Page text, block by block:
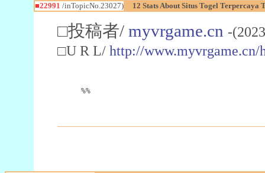
■22991 /inTopicNo.23027) 12 Stats About Situs Togel Terpercaya
□投稿者/ myvrgame.cn -
□U R L/ http://www.myvrgame.cn/
%%